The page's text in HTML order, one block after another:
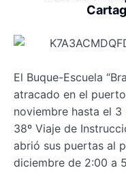
El Buque-Escuela
atracado en el
noviembre hasta el
38º Viaje de
abrió sus puertas al
diciembre de 2:00 a